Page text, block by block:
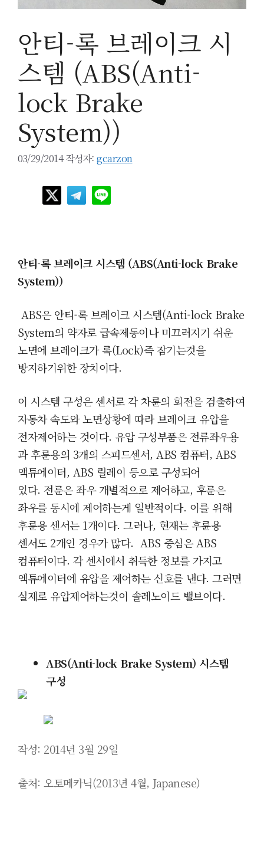
안티-록 브레이크 시
스템 (ABS(Anti-
lock Brake
System))
03/29/2014 작성자: gcarzon
안티-록 브레이크 시스템 (ABS(Anti-lock Brake
System))
ABS은안티-록 브레이크 시스템(Anti-lock Brake
System의 약자로 급속제동이나 미끄러지기 쉬운
노면에 브레이크가 록(Lock)즉 잠기는것을
방지하기위한 장치이다.
이 시스템 구성은 센서로 각 차륜의 회전을 검출하여
자동차 속도와 노면상황에 따라 브레이크 유압을
전자제어하는 것이다. 유압 구성부품은 전류좌우용
과 후륜용의 3개의 스피드센서, ABS 컴퓨터, ABS
액튜에이터, ABS 릴레이 등으로 구성되어
있다. 전륜은 좌우 개별적으로 제어하고, 후륜은
좌우를 동시에 제어하는게 일반적이다. 이를 위해
후륜용 센서는 1개이다. 그러나, 현재는 후륜용
센서도 2개인 경우가 많다. ABS 중심은 ABS
컴퓨터이다. 각 센서에서 취득한 정보를 가지고
엑튜에이터에 유압을 제어하는 신호를 낸다. 그러면
실제로 유압제어하는것이 솔레노이드 밸브이다.
ABS(Anti-lock Brake System) 시스템
구성
작성: 2014년 3월 29일
출처: 오토메카닉(2013년 4월, Japanese)